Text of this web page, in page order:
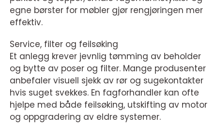
egne børster for møbler gjør rengjøringen mer
effektiv.
Service, filter og feilsøking
Et anlegg krever jevnlig tømming av beholder
og bytte av poser og filter. Mange produsenter
anbefaler visuell sjekk av rør og sugekontakter
hvis suget svekkes. En fagforhandler kan ofte
hjelpe med både feilsøking, utskifting av motor
og oppgradering av eldre systemer.